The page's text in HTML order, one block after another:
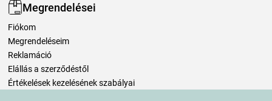
Megrendelései
Fiókom
Megrendeléseim
Reklamáció
Elállás a szerződéstől
Értékelések kezelésének szabályai